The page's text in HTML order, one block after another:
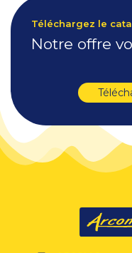
Téléchargez le
Notre offre